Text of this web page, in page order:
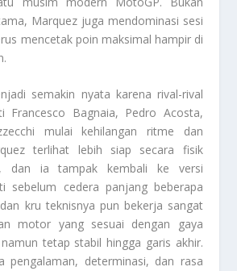
Marquez juga mendominasi sesi
mencetak poin maksimal hampir di
semakin nyata karena rival-rival
Francesco Bagnaia, Pedro Acosta,
mulai kehilangan ritme dan
terlihat lebih siap secara fisik
dan ia tampak kembali ke versi
sebelum cedera panjang beberapa
kru teknisnya pun bekerja sangat
motor yang sesuai dengan gaya
tetap stabil hingga garis akhir.
pengalaman, determinasi, dan rasa